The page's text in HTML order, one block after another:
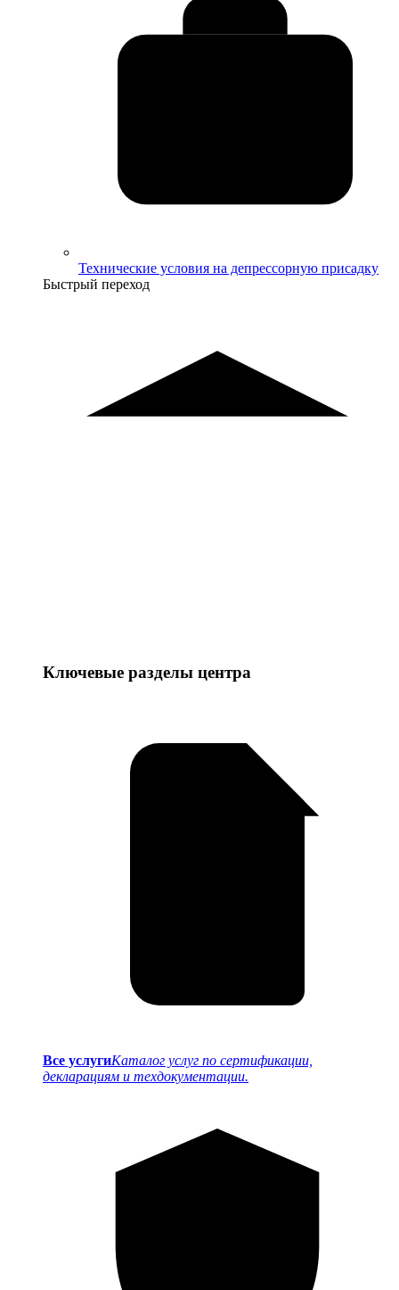
Технические условия на депрессорную присадку
Быстрый переход
Ключевые разделы центра
Все услугиКаталог услуг по сертификации,
декларациям и техдокументации.